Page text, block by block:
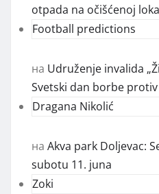
otpada na očišćenoj
Football predictions
на Udruženje invalida
Svetski dan borbe
Dragana Nikolić
на Akva park Doljevac:
subotu 11. juna
Zoki